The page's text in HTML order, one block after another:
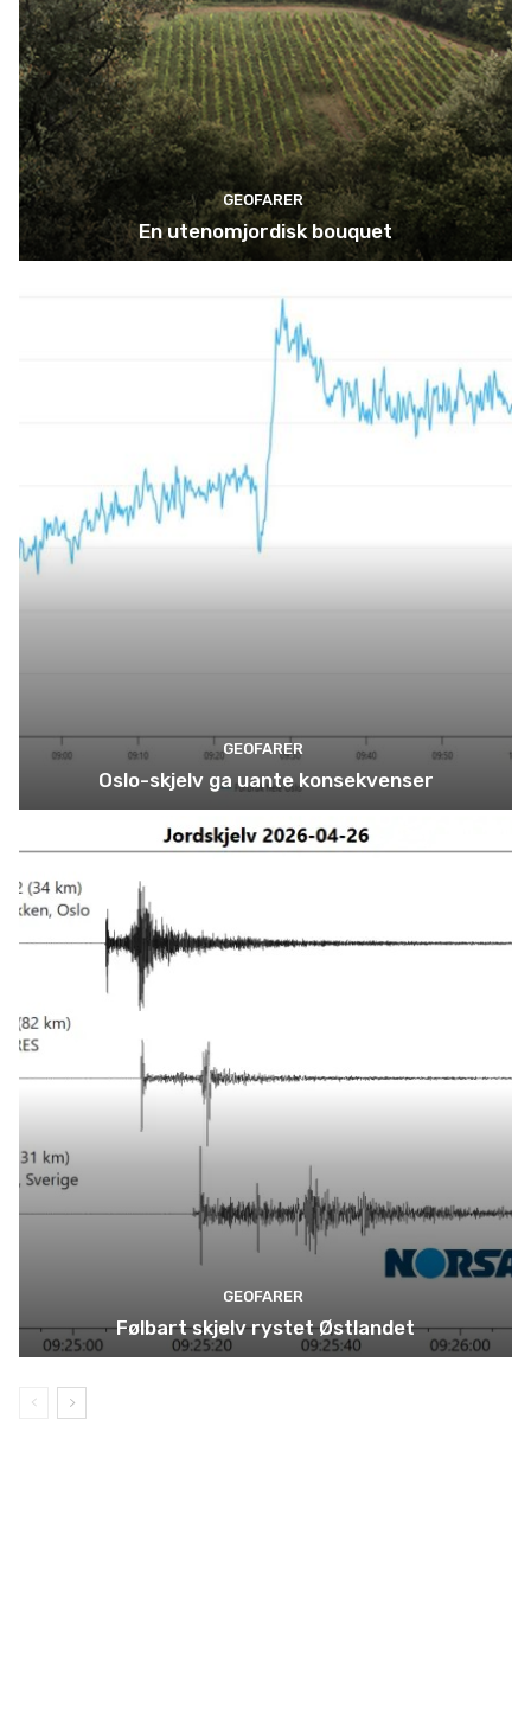
GEOFARER
En utenomjordisk bouquet
GEOFARER
Oslo-skjelv ga uante konsekvenser
GEOFARER
Følbart skjelv rystet Østlandet